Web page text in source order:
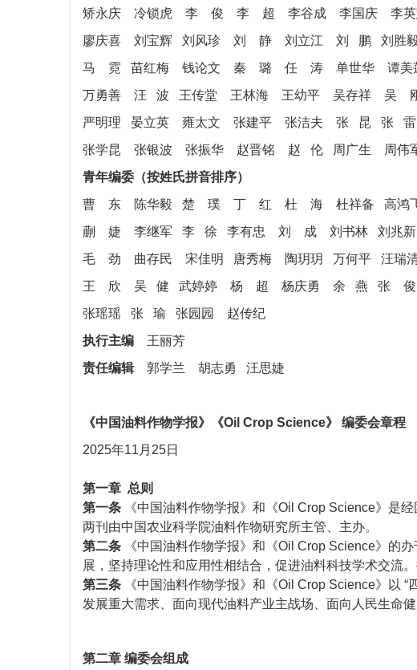
矫永庆 冷锁虎 李 俊 李 超 李谷成 李国庆 李
廖庆喜 刘宝辉 刘风珍 刘 静 刘立江 刘 鹏 刘胜
马 霓 苗红梅 钱论文 秦 璐 任 涛 单世华 谭美
万勇善 汪 波 王传堂 王林海 王幼平 吴存祥 吴
严明理 晏立英 雍太文 张建平 张洁夫 张 昆 张
张学昆 张银波 张振华 赵晋铭 赵 伦 周广生 周伟
青年编委 （按姓氏拼音排序）
曹 东 陈华毅 楚 璞 丁 红 杜 海 杜祥备 高鸿
蒯 婕 李继军 李 徐 李有忠 刘 成 刘书林 刘兆
毛 劲 曲存民 宋佳明 唐秀梅 陶玥玥 万何平 汪瑞
王 欣 吴 健 武婷婷 杨 超 杨庆勇 余 燕 张
张瑶瑶 张 瑜 张园园 赵传纪
执行主编 王丽芳
责任编辑 郭学兰 胡志勇 汪思婕
《中国油料作物学报》《Oil Crop Science》 编委会章程
2025年11月25日
第一章 总则
第一条 《中国油料作物学报》和《Oil Crop Science》是
两刊由中国农业科学院油料作物研究所主管、主办。
第二条 《中国油料作物学报》和《Oil Crop Science》的
展，坚持理论性和应用性相结合，促进油料科技学术交流
第三条 《中国油料作物学报》和《Oil Crop Science》以
发展重大需求、面向现代油料产业主战场、面向人民生命
第二章 编委会组成